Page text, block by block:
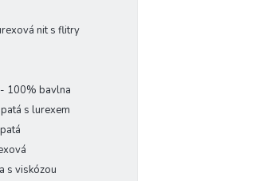
nit s flitry
100% bavlna
s lurexem
s viskózou